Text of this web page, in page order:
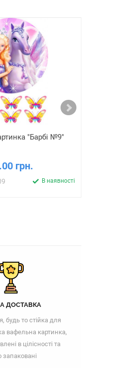
"Барбі №9"
грн.
В наявності
ДОСТАВКА
будь то стійка для
вафельна картинка,
в цілісності та
запаковані